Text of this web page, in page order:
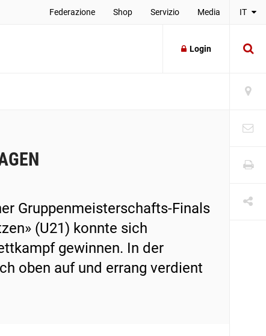
Federazione Shop Servizio Media IT
Login
Gruppenmeisterschafts-Finals
(U21) konnte sich
gewinnen. In der
oben auf und errang verdient